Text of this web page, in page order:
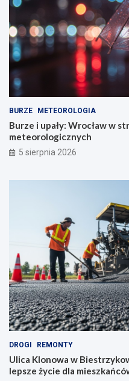
BURZE METEOROLOGIA
Burze i upały: Wrocław w
meteorologicznych
5 sierpnia 2026
DROGI REMONTY
Ulica Klonowa w
lepsze życie dla